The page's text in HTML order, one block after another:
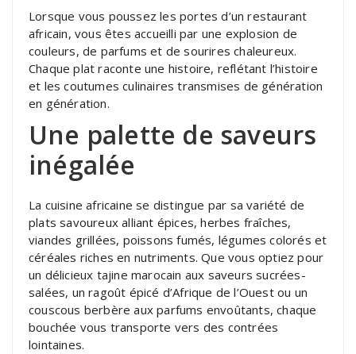
Lorsque vous poussez les portes d’un restaurant
africain, vous êtes accueilli par une explosion de
couleurs, de parfums et de sourires chaleureux.
Chaque plat raconte une histoire, reflétant l’histoire
et les coutumes culinaires transmises de génération
en génération.
Une palette de saveurs
inégalée
La cuisine africaine se distingue par sa variété de
plats savoureux alliant épices, herbes fraîches,
viandes grillées, poissons fumés, légumes colorés et
céréales riches en nutriments. Que vous optiez pour
un délicieux tajine marocain aux saveurs sucrées-
salées, un ragoût épicé d’Afrique de l’Ouest ou un
couscous berbère aux parfums envoûtants, chaque
bouchée vous transporte vers des contrées
lointaines.